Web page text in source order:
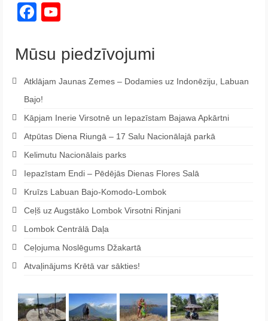
Facebook
Mūsu piedzīvojumi
Atklājam Jaunas Zemes – Dodamies uz Indonēziju, Labuan
Bajo!
Kāpjam Inerie Virsotnē un Iepazīstam Bajawa Apkārtni
Atpūtas Diena Riungā – 17 Salu Nacionālajā parkā
Kelimutu Nacionālais parks
Iepazīstam Endi – Pēdējās Dienas Flores Salā
Kruīzs Labuan Bajo-Komodo-Lombok
Ceļš uz Augstāko Lombok Virsotni Rinjani
Lombok Centrālā Daļa
Ceļojuma Noslēgums Džakartā
Atvaļinājums Krētā var sākties!